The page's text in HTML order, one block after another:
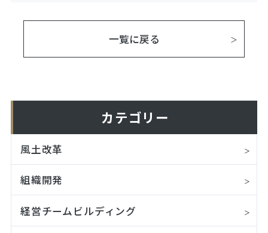
一覧に戻る
カテゴリー
風土改革
組織開発
経営チームビルディング